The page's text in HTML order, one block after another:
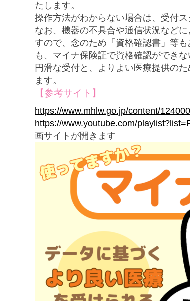
たします。
操作方法がわからない場合は、受付
なお、機器の不具合や通信状況など
すので、念のため「資格確認書」等
も、マイナ保険証で資格確認ができ
円滑な受付と、よりよい医療提供の
ます。
【参考サイト】
https://www.mhlw.go.jp/content/
https://www.youtube.com/
画サイトが開きます